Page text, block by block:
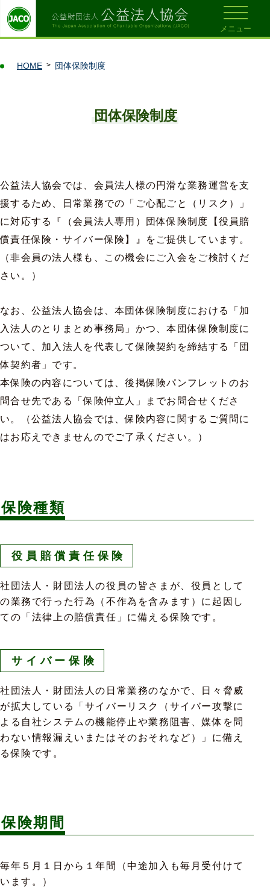
メニュー
HOME 団体保険制度
団体保険制度
公益法人協会では、会員法人様の円滑な業務運営を支
援するため、日常業務での「ご心配ごと（リスク）」
に対応する『（会員法人専用）団体保険制度【役員賠
償責任保険・サイバー保険】』をご提供しています。
（非会員の法人様も、この機会にご入会をご検討くだ
さい。）
なお、公益法人協会は、本団体保険制度における「加
入法人のとりまとめ事務局」かつ、本団体保険制度に
ついて、加入法人を代表して保険契約を締結する「団
体契約者」です。
本保険の内容については、後掲保険パンフレットのお
問合せ先である「保険仲立人」までお問合せくださ
い。（公益法人協会では、保険内容に関するご質問に
はお応えできませんのでご了承ください。）
保険種類
役員賠償責任保険
社団法人・財団法人の役員の皆さまが、役員として
の業務で行った行為（不作為を含みます）に起因し
ての「法律上の賠償責任」に備える保険です。
サイバー保険
社団法人・財団法人の日常業務のなかで、日々脅威
が拡大している「サイバーリスク（サイバー攻撃に
よる自社システムの機能停止や業務阻害、媒体を問
わない情報漏えいまたはそのおそれなど）」に備え
る保険です。
保険期間
毎年５月１日から１年間（中途加入も毎月受付けて
います。）